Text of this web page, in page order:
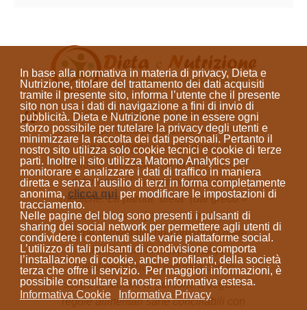
In base alla normativa in materia di privacy, Dieta e
Nutrizione, titolare del trattamento dei dati acquisiti
tramite il presente sito, informa l’utente che il presente
sito non usa i dati di navigazione a fini di invio di
pubblicità. Dieta e Nutrizione pone in essere ogni
sforzo possibile per tutelare la privacy degli utenti e
minimizzare la raccolta dei dati personali. Pertanto il
nostro sito utilizza solo cookie tecnici e cookie di terze
parti. Inoltre il sito utilizza Matomo Analytics per
monitorare e analizzare i dati di traffico in maniera
diretta e senza l’ausilio di terzi in forma completamente
anonima, clicca quiper modificare le impostazioni di
tracciamento.
Nelle pagine del blog sono presenti i pulsanti di
sharing dei social network per permettere agli utenti di
condividere i contenuti sulle varie piattaforme social.
L’utilizzo di tali pulsanti di condivisione comporta
l’installazione di cookie, anche profilanti, della società
terza che offre il servizio. Per maggiori informazioni, è
possibile consultare la nostra informativa estesa.
Informativa Cookie
Informativa Privacy
Come Naturopata, le pratiche che
svolgo non sono prestazioni sanitarie e
non si prefiggono la diagnosi di
patologie specifiche, né la prescrizione
di farmaci o l'elaborazione di diete
mediche. La parola “dieta” (dal greco =
modo di vivere)indica sempre un
regime alimentare; non prescrivo diete
mediche ma fornisco consigli
sull'alimentazione naturale con lo
scopo di aiutare le persone a seguire
regole alimentari sane conciliabili con